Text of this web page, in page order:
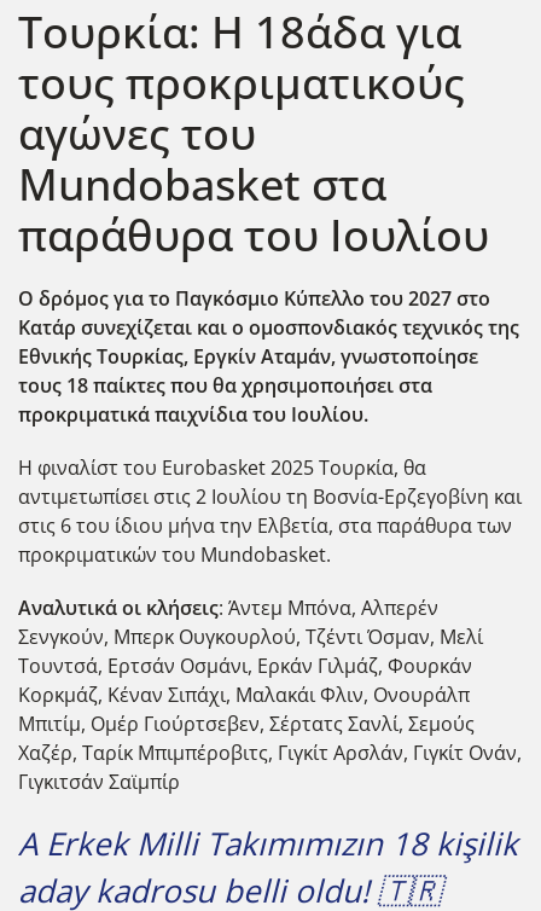
Τουρκία: Η 18άδα για
τους προκριματικούς
αγώνες του
Mundobasket στα
παράθυρα του Ιουλίου
Ο δρόμος για το Παγκόσμιο Κύπελλο του 2027 στο
Κατάρ συνεχίζεται και ο ομοσπονδιακός τεχνικός της
Εθνικής Τουρκίας, Εργκίν Αταμάν, γνωστοποίησε
τους 18 παίκτες που θα χρησιμοποιήσει στα
προκριματικά παιχνίδια του Ιουλίου.
Η φιναλίστ του Eurobasket 2025 Τουρκία, θα
αντιμετωπίσει στις 2 Ιουλίου τη Βοσνία-Ερζεγοβίνη και
στις 6 του ίδιου μήνα την Ελβετία, στα παράθυρα των
προκριματικών του Mundobasket.
Αναλυτικά οι κλήσεις: Άντεμ Μπόνα, Αλπερέν
Σενγκούν, Μπερκ Ουγκουρλού, Τζέντι Όσμαν, Μελί
Τουντσά, Ερτσάν Οσμάνι, Ερκάν Γιλμάζ, Φουρκάν
Κορκμάζ, Κέναν Σιπάχι, Μαλακάι Φλιν, Ονουράλπ
Μπιτίμ, Ομέρ Γιούρτσεβεν, Σέρτατς Σανλί, Σεμούς
Χαζέρ, Ταρίκ Μπιμπέροβιτς, Γιγκίτ Αρσλάν, Γιγκίτ Ονάν,
Γιγκιτσάν Σαϊμπίρ
A Erkek Milli Takımımızın 18 kişilik
aday kadrosu belli oldu! 🇹🇷